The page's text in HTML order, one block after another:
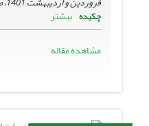
چکیده بیشتر
مشاهده مقاله